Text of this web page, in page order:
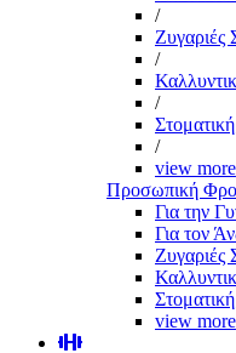
/
Ζυγαριές
/
/
Στοματική
/
view more
Προσωπική
Για την
Για τον
Ζυγαριές
Στοματική
view more